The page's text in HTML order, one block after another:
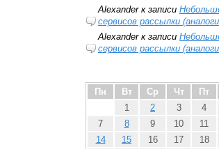
Alexanderк записи
сервисов рассылки
Alexanderк записи
сервисов рассылки
Пн
Вт Ср Чт Пт
1 2 3 4
7
8 9 10 11
14
15 16 17 18